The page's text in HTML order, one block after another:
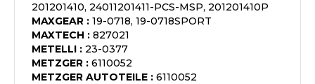
201201410, 24011201411-PCS-MSP, 201201410P
MAXGEAR : 19-0718, 19-0718SPORT
MAXTECH : 827021
METELLI : 23-0377
METZGER : 6110052
METZGER AUTOTEILE : 6110052